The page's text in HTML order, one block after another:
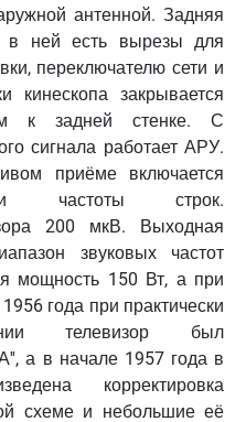
антенной. Задняя
в ней есть вырезы для
переключателю сети и
кинескопа закрывается
к задней стенке. С
сигнала работает АРУ.
приёме включается
частоты строк.
200 мкВ. Выходная
звуковых частот
мощность 150 Вт, а при
года при практически
телевизор был
а в начале 1957 года в
корректировка
схеме и небольшие её